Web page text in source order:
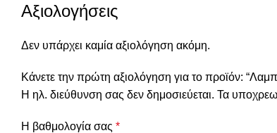
Αξιολογήσεις
Δεν υπάρχει καμία αξιολόγηση ακόμη.
Κάνετε την πρώτη αξιολόγηση για το προϊόν:
Η ηλ. διεύθυνση σας δεν δημοσιεύεται. Τα
Η βαθμολογία σας *